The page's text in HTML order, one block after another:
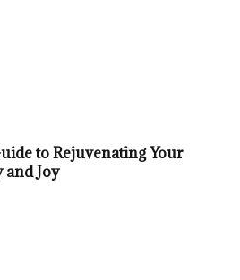
to Rejuvenating Your
and Joy